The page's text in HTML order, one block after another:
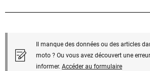
Il manque des données ou des articles
moto ? Ou vous avez découvert une
informer. Accéder au formulaire